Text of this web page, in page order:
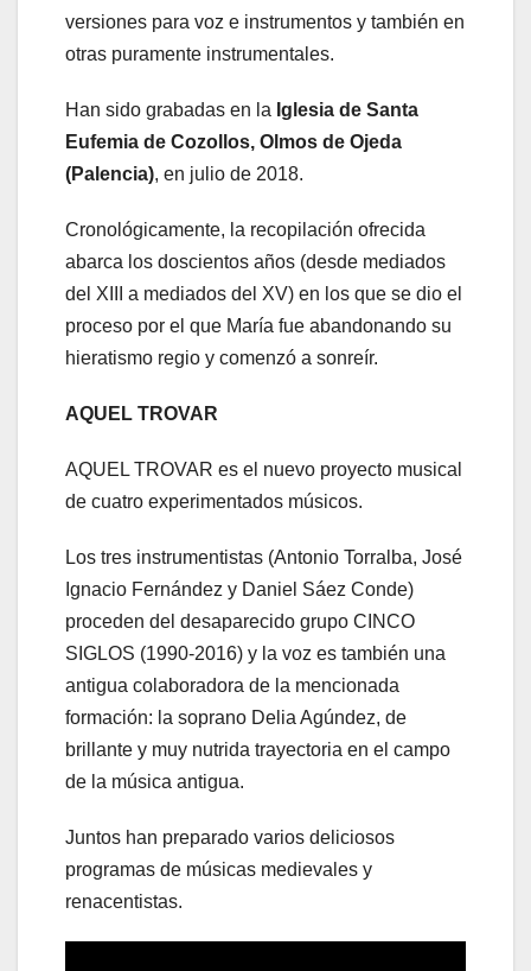
versiones para voz e instrumentos y también en
otras puramente instrumentales.
Han sido grabadas en la Iglesia de Santa
Eufemia de Cozollos, Olmos de Ojeda
(Palencia), en julio de 2018.
Cronológicamente, la recopilación ofrecida
abarca los doscientos años (desde mediados
del XIII a mediados del XV) en los que se dio el
proceso por el que María fue abandonando su
hieratismo regio y comenzó a sonreír.
AQUEL TROVAR
AQUEL TROVAR es el nuevo proyecto musical
de cuatro experimentados músicos.
Los tres instrumentistas (Antonio Torralba, José
Ignacio Fernández y Daniel Sáez Conde)
proceden del desaparecido grupo CINCO
SIGLOS (1990-2016) y la voz es también una
antigua colaboradora de la mencionada
formación: la soprano Delia Agúndez, de
brillante y muy nutrida trayectoria en el campo
de la música antigua.
Juntos han preparado varios deliciosos
programas de músicas medievales y
renacentistas.